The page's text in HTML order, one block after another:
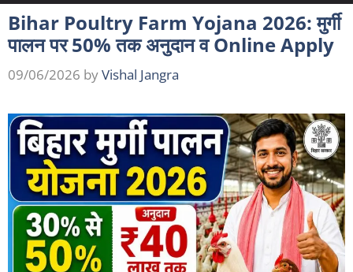
Bihar Poultry Farm Yojana 2026: मुर्गी
पालन पर 50% तक अनुदान व Online Apply
09/06/2026 byVishal Jangra